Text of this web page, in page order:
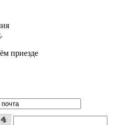
приезде